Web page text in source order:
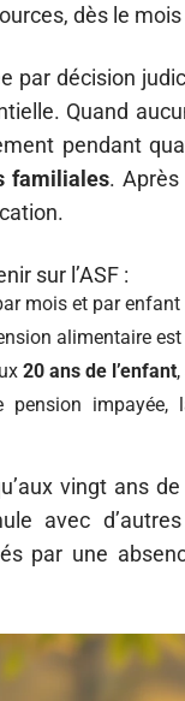
dès le
par décision
Quand
pendant
familiales.
sur l’ASF :
mois et par
alimentaire
20 ans de l’enfant
pension
vingt ans
avec
par une